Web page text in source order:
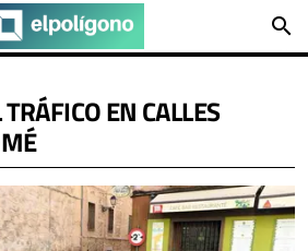
search
EN CALLES